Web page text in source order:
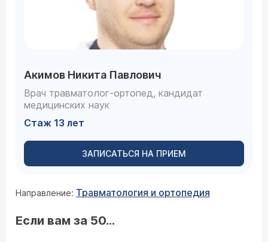
Акимов Никита Павлович
Врач травматолог-ортопед, кандидат
медицинских наук
Стаж 13 лет
ЗАПИСАТЬСЯ НА ПРИЕМ
Направление: Травматология и ортопедия
Если вам за 50...